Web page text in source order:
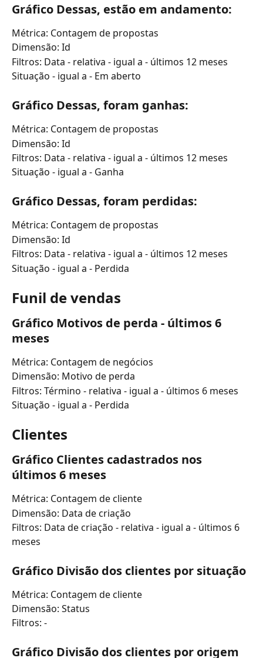
Gráfico Dessas, estão em andamento:
Métrica: Contagem de propostas
Dimensão: Id
Filtros: Data - relativa - igual a - últimos 12 meses
Situação - igual a - Em aberto
Gráfico Dessas, foram ganhas:
Métrica: Contagem de propostas
Dimensão: Id
Filtros: Data - relativa - igual a - últimos 12 meses
Situação - igual a - Ganha
Gráfico Dessas, foram perdidas:
Métrica: Contagem de propostas
Dimensão: Id
Filtros: Data - relativa - igual a - últimos 12 meses
Situação - igual a - Perdida
Funil de vendas
Gráfico Motivos de perda - últimos 6
meses
Métrica: Contagem de negócios
Dimensão: Motivo de perda
Filtros: Término - relativa - igual a - últimos 6 meses
Situação - igual a - Perdida
Clientes
Gráfico Clientes cadastrados nos
últimos 6 meses
Métrica: Contagem de cliente
Dimensão: Data de criação
Filtros: Data de criação - relativa - igual a - últimos 6
meses
Gráfico Divisão dos clientes por situação
Métrica: Contagem de cliente
Dimensão: Status
Filtros: -
Gráfico Divisão dos clientes por origem